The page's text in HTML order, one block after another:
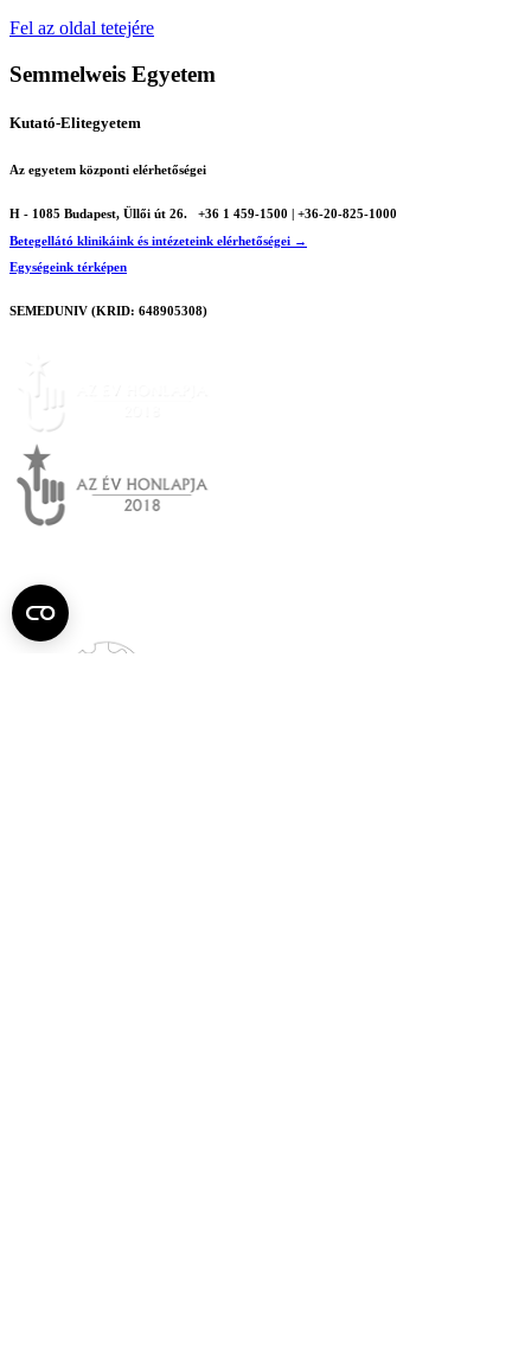
Fel az oldal tetejére
Semmelweis Egyetem
Kutató-Elitegyetem
Az egyetem központi elérhetőségei
H - 1085 Budapest, Üllői út 26.
+36 1 459-1500 | +36-20-825-1000
Betegellátó klinikáink és intézeteink elérhetőségei →
Egységeink térképen
SEMEDUNIV (KRID: 648905308)